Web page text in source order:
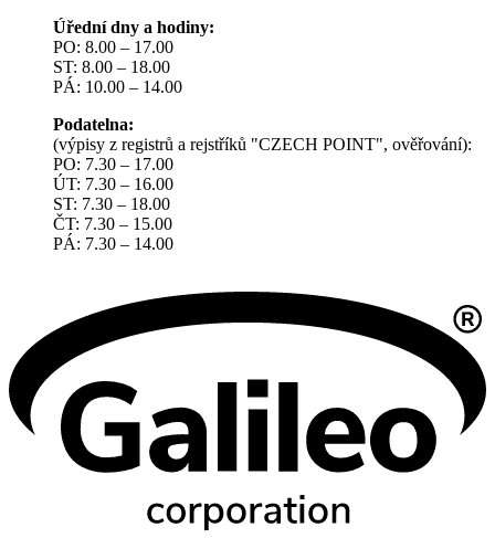
Úřední dny a hodiny:
PO: 8.00 – 17.00
ST: 8.00 – 18.00
PÁ: 10.00 – 14.00
Podatelna:
(výpisy z registrů a rejstříků "CZECH POINT", ověřování):
PO: 7.30 – 17.00
ÚT: 7.30 – 16.00
ST: 7.30 – 18.00
ČT: 7.30 – 15.00
PÁ: 7.30 – 14.00